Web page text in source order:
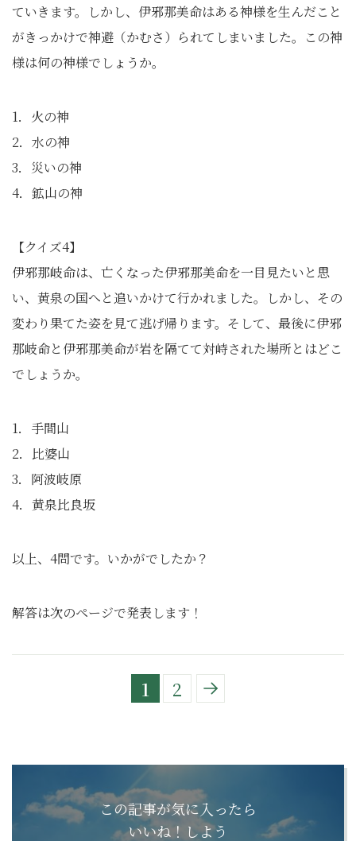
ていきます。しかし、伊邪那美命はある神様を生んだこと
がきっかけで神避（かむさ）られてしまいました。この神
様は何の神様でしょうか。
1．火の神
2．水の神
3．災いの神
4．鉱山の神
【クイズ4】
伊邪那岐命は、亡くなった伊邪那美命を一目見たいと思
い、黄泉の国へと追いかけて行かれました。しかし、その
変わり果てた姿を見て逃げ帰ります。そして、最後に伊邪
那岐命と伊邪那美命が岩を隔てて対峙された場所とはどこ
でしょうか。
1．手間山
2．比婆山
3．阿波岐原
4．黄泉比良坂
以上、4問です。いかがでしたか？
解答は次のページで発表します！
1 2
この記事が気に入ったら
いいね！しよう